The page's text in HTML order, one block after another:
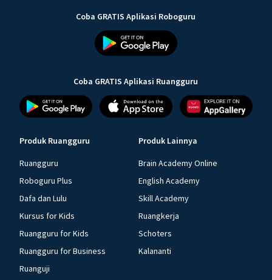
Coba GRATIS Aplikasi Roboguru
Coba GRATIS Aplikasi Ruangguru
Produk Ruangguru
Ruangguru
Roboguru Plus
Dafa dan Lulu
Kursus for Kids
Ruangguru for Kids
Ruangguru for Business
Ruanguji
Produk Lainnya
Brain Academy Online
English Academy
Skill Academy
Ruangkerja
Schoters
Kalananti